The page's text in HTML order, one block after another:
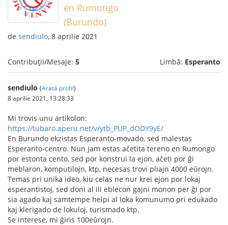
en Rumongo
(Burundo)
de sendiulo, 8 aprilie 2021
Contribuții/Mesaje: 5 Limbă: Esperanto
sendiulo (Arată profil)
8 aprilie 2021, 13:28:33
Mi trovis unu artikolon:
https://tubaro.aperu.net/v/ytb_PUP_dODY9yE/
En Burundo ekzistas Esperanto-movado, sed malestas
Esperanto-centro. Nun jam estas aĉetita tereno en Rumongo
por estonta cento, sed por konstrui la ejon, aĉeti por ĝi
meblaron, komputilojn, ktp, necesas trovi pliajn 4000 eŭrojn.
Temas pri unika ideo, kiu celas ne nur krei ejon por lokaj
esperantistoj, sed doni al ili eblecon gajni monon per ĝi por
sia agado kaj samtempe helpi al loka komunumo pri edukado
kaj klerigado de lokuloj, turismado ktp.
Se interese, mi ĝiris 100eŭrojn.